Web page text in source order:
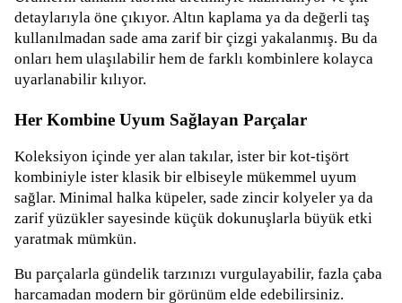
detaylarıyla öne çıkıyor. Altın kaplama ya da değerli taş
kullanılmadan sade ama zarif bir çizgi yakalanmış. Bu da
onları hem ulaşılabilir hem de farklı kombinlere kolayca
uyarlanabilir kılıyor.
Her Kombine Uyum Sağlayan Parçalar
Koleksiyon içinde yer alan takılar, ister bir kot-tişört
kombiniyle ister klasik bir elbiseyle mükemmel uyum
sağlar. Minimal halka küpeler, sade zincir kolyeler ya da
zarif yüzükler sayesinde küçük dokunuşlarla büyük etki
yaratmak mümkün.
Bu parçalarla gündelik tarzınızı vurgulayabilir, fazla çaba
harcamadan modern bir görünüm elde edebilirsiniz.